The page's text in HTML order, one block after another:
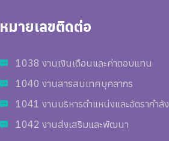
หมายเลขติดต่อ
1038 งานเงินเดือนและค่าตอบแทน
1040 งานสารสนเทศบุคลากร
1041 งานบริหารตำแหน่งและอัตรากำลัง
1042 งานส่งเสริมและพัฒนา